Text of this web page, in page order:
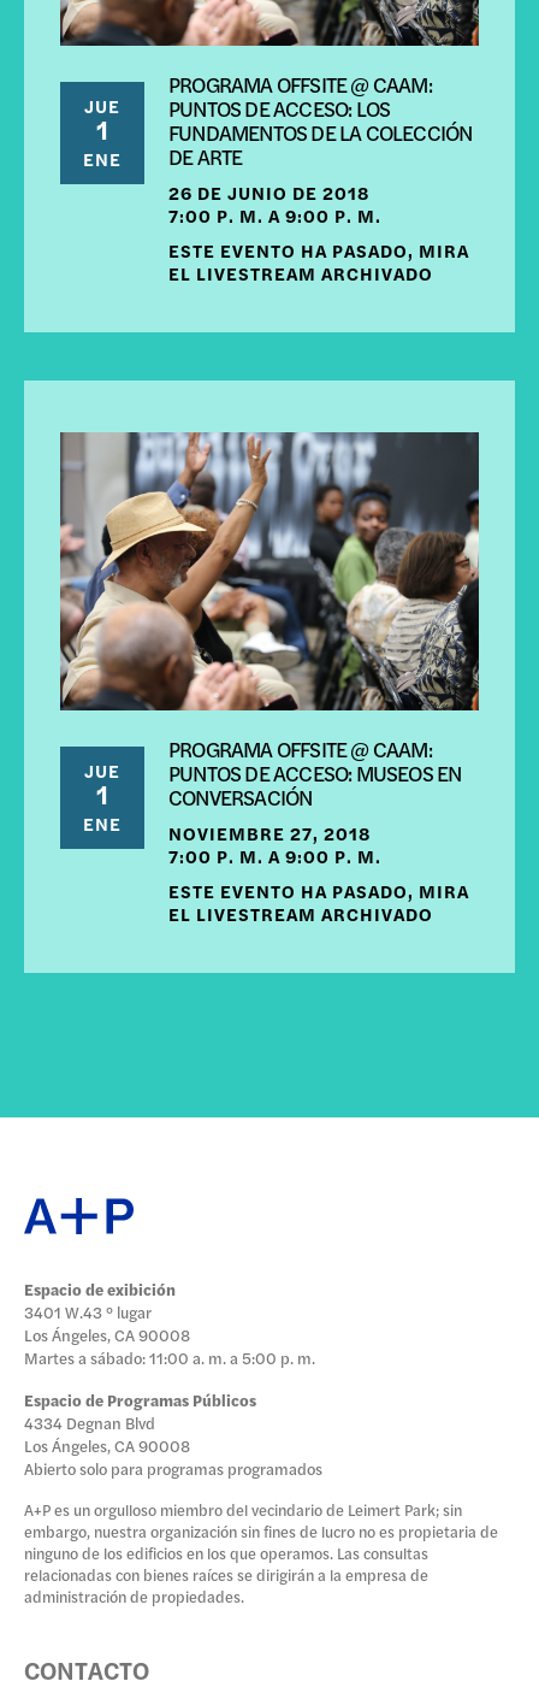
JUE
1
ENE
PROGRAMA OFFSITE @ CAAM:
PUNTOS DE ACCESO: LOS
FUNDAMENTOS DE LA COLECCIÓN
DE ARTE
26 DE JUNIO DE 2018
7:00 P. M. A 9:00 P. M.
ESTE EVENTO HA PASADO, MIRA
EL LIVESTREAM ARCHIVADO
JUE
1
ENE
PROGRAMA OFFSITE @ CAAM:
PUNTOS DE ACCESO: MUSEOS EN
CONVERSACIÓN
NOVIEMBRE 27, 2018
7:00 P. M. A 9:00 P. M.
ESTE EVENTO HA PASADO, MIRA
EL LIVESTREAM ARCHIVADO
Espacio de exibición
3401 W.43 ° lugar
Los Ángeles, CA 90008
Martes a sábado: 11:00 a. m. a 5:00 p. m.
Espacio de Programas Públicos
4334 Degnan Blvd
Los Ángeles, CA 90008
Abierto solo para programas programados
A+P es un orgulloso miembro del vecindario de Leimert Park; sin
embargo, nuestra organización sin fines de lucro no es propietaria de
ninguno de los edificios en los que operamos. Las consultas
relacionadas con bienes raíces se dirigirán a la empresa de
administración de propiedades.
CONTACTO